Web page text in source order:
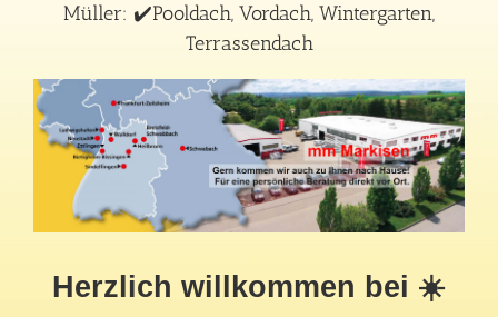
Müller: ✔️Pooldach, Vordach, Wintergarten,
Terrassendach
Herzlich willkommen bei ☀️